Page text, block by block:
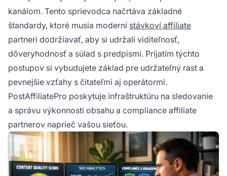
kanálom. Tento sprievodca načrtáva základné
štandardy, ktoré musia moderní stávkoví affiliate
partneri dodržiavať, aby si udržali viditeľnosť,
dôveryhodnosť a súlad s predpismi. Prijatím týchto
postupov si vybudujete základ pre udržateľný rast a
pevnejšie vzťahy s čitateľmi aj operátormi.
PostAffiliatePro poskytuje infraštruktúru na sledovanie
a správu výkonnosti obsahu a compliance affiliate
partnerov naprieč vašou sieťou.